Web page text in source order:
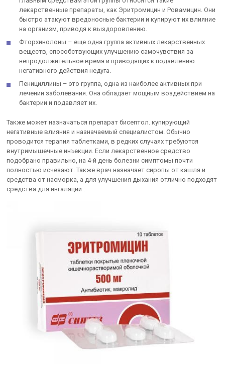
лекарственные препараты, как Эритромицин и Ровамицин. Они
быстро атакуют вредоносные бактерии и купируют их влияние
на организм, приводя к выздоровлению.
Фторхинолоны – еще одна группа активных лекарственных
веществ, способствующих улучшению самочувствия за
непродолжительное время и приводящих к подавлению
негативного действия недуга.
Пенициллины – это группа, одна из наиболее активных при
лечении заболевания. Она обладает мощным воздействием на
бактерии и подавляет их.
Также может назначаться препарат бисептол. купирующий
негативные влияния и назначаемый специалистом. Обычно
проводится терапия таблетками, в редких случаях требуются
внутримышечные инъекции. Если лекарственное средство
подобрано правильно, на 4-й день болезни симптомы почти
полностью исчезают. Также врач назначает сиропы от кашля и
средства от насморка, а для улучшения дыхания отлично подходят
средства для ингаляций .